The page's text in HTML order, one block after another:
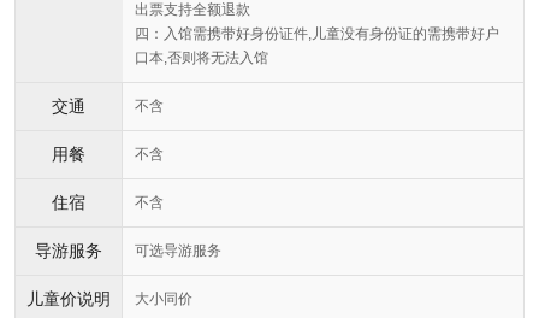
出票支持全额退款
四：入馆需携带好身份证件,儿童没有身份证的需携带好户
口本,否则将无法入馆
交通 不含
用餐 不含
住宿 不含
导游服务 可选导游服务
儿童价说明 大小同价